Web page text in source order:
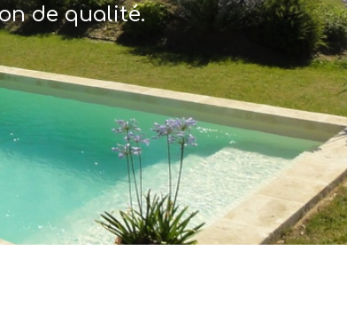
de qualité.